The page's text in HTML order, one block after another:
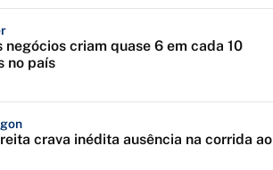
negócios criam quase 6 em cada 10
no país
crava inédita ausência na corrida ao